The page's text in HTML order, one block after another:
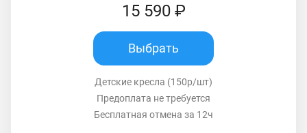
15 590 ₽
Выбрать
Детские кресла (150р/шт)
Предоплата не требуется
Бесплатная отмена за 12ч